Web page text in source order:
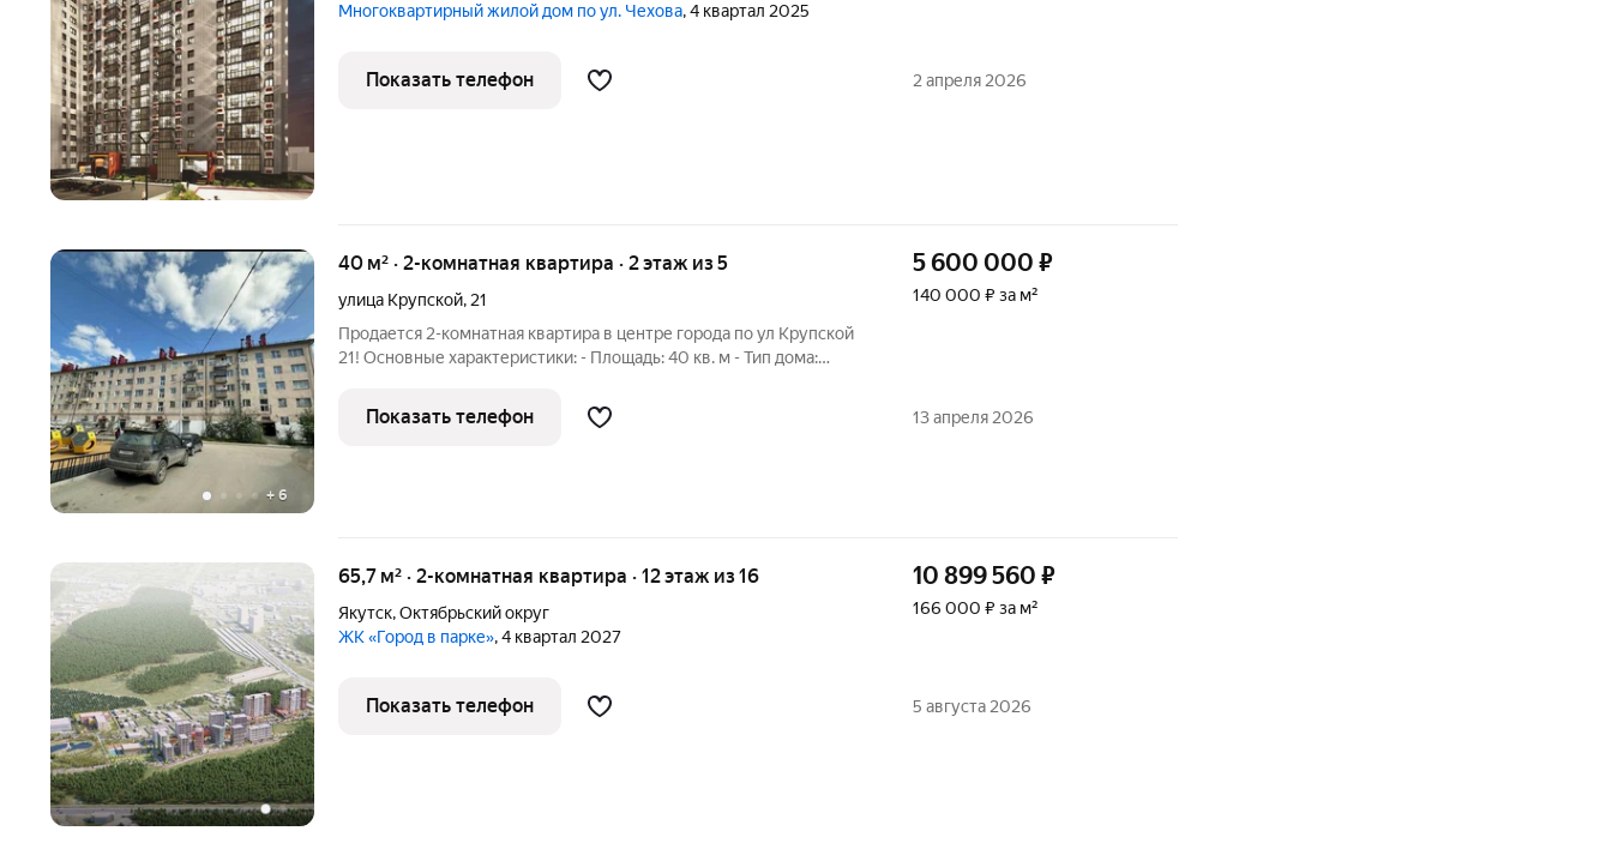
Многоквартирный жилой дом по ул. Чехова, 4 квартал 2025
Показать телефон 2 апреля 2026
+ 6
40 м² · 2-комнатная квартира · 2 этаж из 5
улица Крупской, 21
Продается 2-комнатная квартира в центре города по ул Крупской
21! Основные характеристики: - Площадь: 40 кв. м - Тип дома:
Преимущества: - Мебель и техника: В квартире останется вся
5 600 000 ₽
140 000 ₽ за м²
Показать телефон 13 апреля 2026
65,7 м² · 2-комнатная квартира · 12 этаж из 16
Якутск,Октябрьский округ
ЖК «Город в парке», 4 квартал 2027
10 899 560 ₽
166 000 ₽ за м²
Показать телефон 5 августа 2026